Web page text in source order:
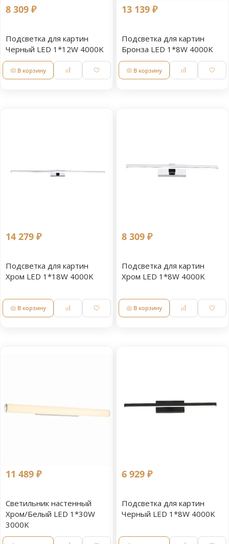
8 309 ₽
Подсветка для картин
Черный LED 1*12W 4000K
В корзину
13 139 ₽
Подсветка для картин
Бронза LED 1*8W 4000K
В корзину
14 279 ₽
Подсветка для картин
Хром LED 1*18W 4000K
В корзину
8 309 ₽
Подсветка для картин
Хром LED 1*8W 4000K
В корзину
11 489 ₽
Светильник настенный
Хром/Белый LED 1*30W
3000K
6 929 ₽
Подсветка для картин
Черный LED 1*8W 4000K